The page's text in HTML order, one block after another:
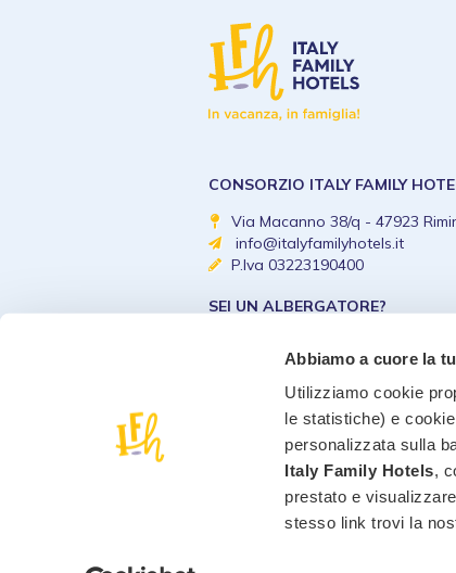
Abbiamo a cuore la
Utilizziamo cookie
le statistiche) e
personalizzata sulla
Italy Family Hotels,
prestato e
stesso link trovi la
CONSORZIO ITALY FAMILY
Via Macanno 38/q - 47923
info@italyfamilyhotels.it
P.Iva 03223190400
SEI UN ALBERGATORE?
Diventa un Italy